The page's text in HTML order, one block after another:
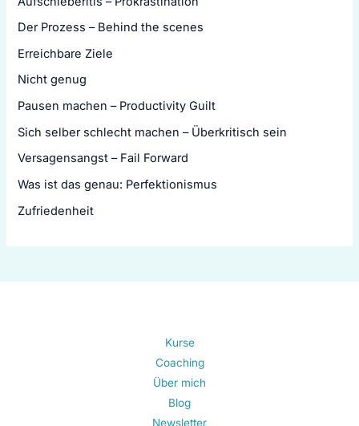
Der Prozess – Behind the scenes
Erreichbare Ziele
Nicht genug
Pausen machen – Productivity Guilt
Sich selber schlecht machen – Überkritisch sein
Versagensangst – Fail Forward
Was ist das genau: Perfektionismus
Zufriedenheit
Kurse
Coaching
Über mich
Blog
Newsletter